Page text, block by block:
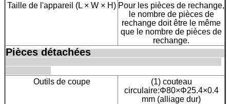
Taille de l'appareil (L × W × H) Pour les pièces de rechange,
le nombre de pièces de
rechange doit être le même
que le nombre de pièces de
rechange.
Pièces détachées
Outils de coupe
(1) couteau
circulaire:Φ80×Φ25.4×0.4
mm (alliage dur)